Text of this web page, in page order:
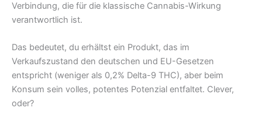
Verbindung, die für die klassische Cannabis-Wirkung
verantwortlich ist.
Das bedeutet, du erhältst ein Produkt, das im
Verkaufszustand den deutschen und EU-Gesetzen
entspricht (weniger als 0,2% Delta-9 THC), aber beim
Konsum sein volles, potentes Potenzial entfaltet. Clever,
oder?